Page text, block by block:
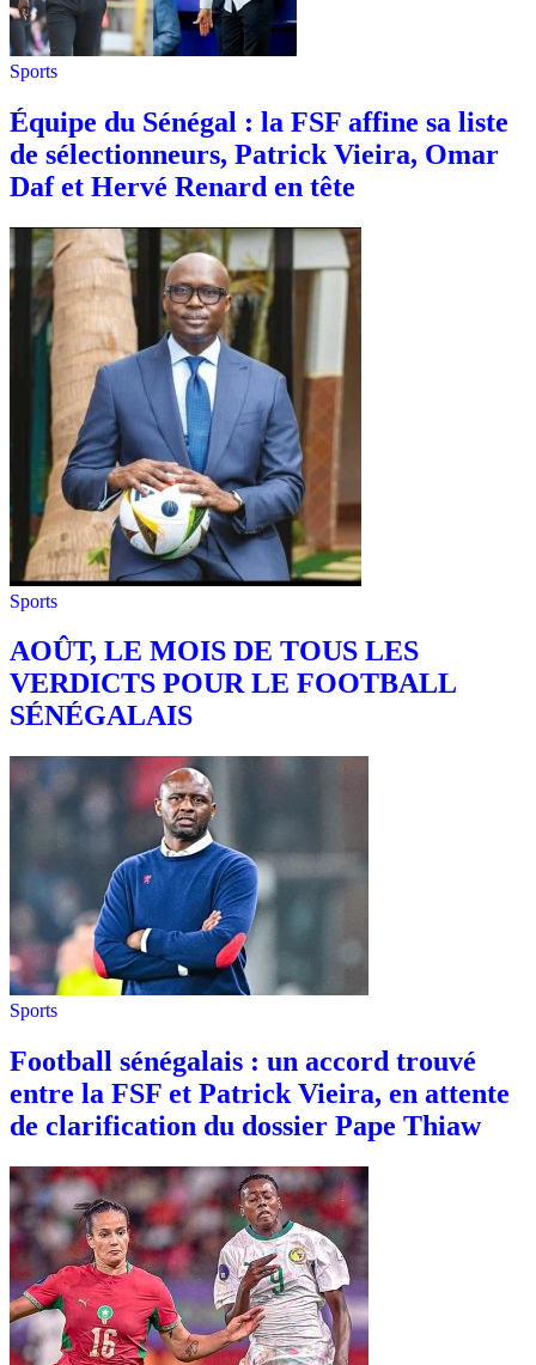
Sports
Équipe du Sénégal : la FSF affine sa liste
de sélectionneurs, Patrick Vieira, Omar
Daf et Hervé Renard en tête
Sports
AOÛT, LE MOIS DE TOUS LES
VERDICTS POUR LE FOOTBALL
SÉNÉGALAIS
Sports
Football sénégalais : un accord trouvé
entre la FSF et Patrick Vieira, en attente
de clarification du dossier Pape Thiaw